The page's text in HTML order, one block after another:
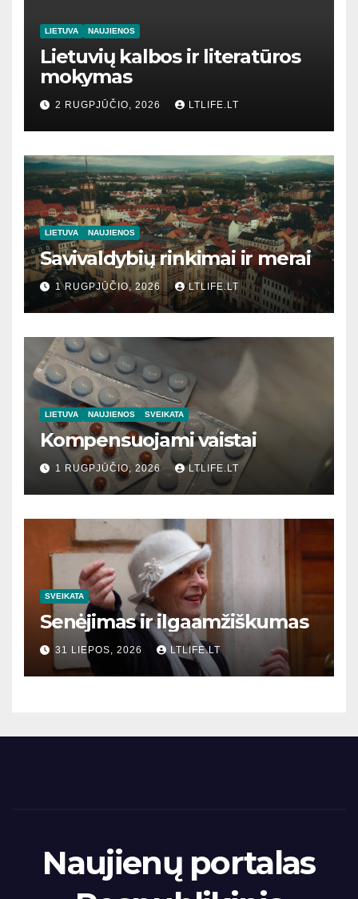
LIETUVA NAUJIENOS
Lietuvių kalbos ir literatūros
mokymas
2 RUGPJŪČIO, 2026 LTLIFE.LT
LIETUVA NAUJIENOS
Savivaldybių rinkimai ir merai
1 RUGPJŪČIO, 2026 LTLIFE.LT
LIETUVA NAUJIENOS SVEIKATA
Kompensuojami vaistai
1 RUGPJŪČIO, 2026 LTLIFE.LT
SVEIKATA
Senėjimas ir ilgaamžiškumas
31 LIEPOS, 2026 LTLIFE.LT
Naujienų portalas